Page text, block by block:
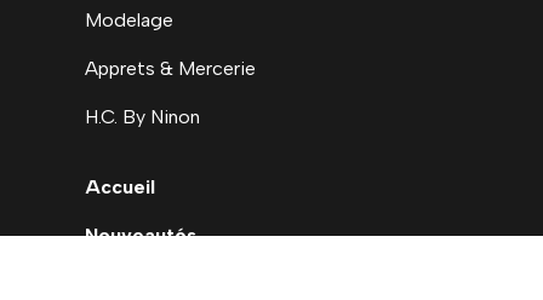
Modelage
Apprets & Mercerie
H.C. By Ninon
Accueil
Nouveautés